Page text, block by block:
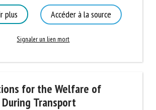
plus Accéder à la source
Signaler un lien mort
for the Welfare of
Transport